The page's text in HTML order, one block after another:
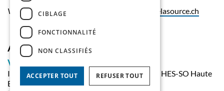
Véronique de Goumoëns v.degoumoens@ecolelasource.ch
Auteurs
Véronique De Goumoëns
Institut et Haute Ecole de la Santé La Source, HES-SO Haute
Ecole Spécialisée de Suisse Occidentale,
CIBLAGE
FONCTIONNALITÉ
NON CLASSIFIÉS
ACCEPTER TOUT REFUSER TOUT